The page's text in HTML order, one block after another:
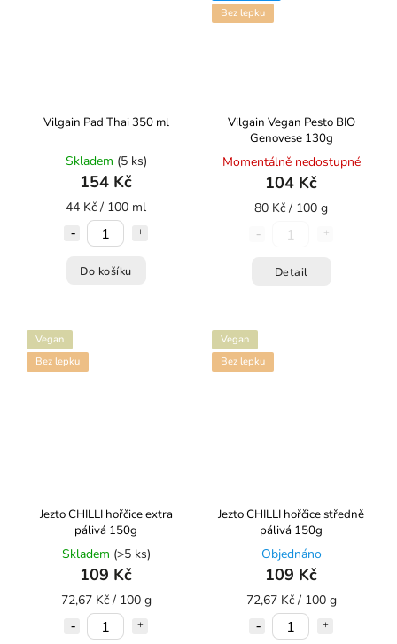
Vilgain Pad Thai 350 ml
Skladem (5 ks)
154 Kč
44 Kč / 100 ml
Do košíku
Bez lepku
Vilgain Vegan Pesto BIO
Genovese 130g
Momentálně nedostupné
104 Kč
80 Kč / 100 g
Detail
Vegan
Bez lepku
Jezto CHILLI hořčice extra
pálivá 150g
Skladem (>5 ks)
109 Kč
72,67 Kč / 100 g
Vegan
Bez lepku
Jezto CHILLI hořčice středně
pálivá 150g
Objednáno
109 Kč
72,67 Kč / 100 g